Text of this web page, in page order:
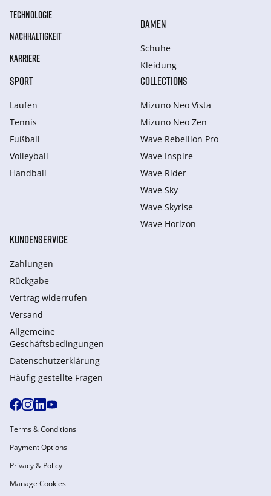
TECHNOLOGIE
NACHHALTIGKEIT
KARRIERE
DAMEN
Schuhe
Kleidung
SPORT
Laufen
Tennis
Fußball
Volleyball
Handball
COLLECTIONS
Mizuno Neo Vista
Mizuno Neo Zen
Wave Rebellion Pro
Wave Inspire
Wave Rider
Wave Sky
Wave Skyrise
Wave Horizon
KUNDENSERVICE
Zahlungen
Rückgabe
Vertrag widerrufen
Versand
Allgemeine
Geschäftsbedingungen
Datenschutzerklärung
Häufig gestellte Fragen
Terms & Conditions
Payment Options
Privacy & Policy
Manage Cookies